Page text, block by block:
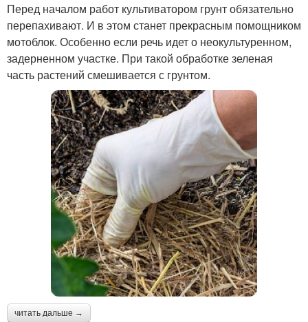
Перед началом работ культиватором грунт обязательно
перепахивают. И в этом станет прекрасным помощником
мотоблок. Особенно если речь идет о неокультуренном,
задерненном участке. При такой обработке зеленая
часть растений смешивается с грунтом.
читать дальше →